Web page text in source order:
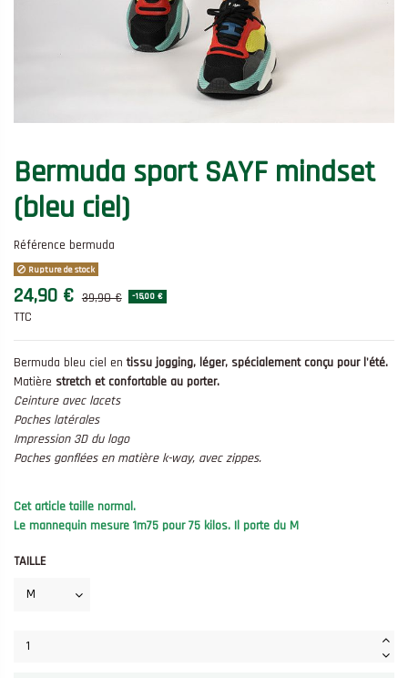
Bermuda sport SAYF mindset
(bleu ciel)
Référence bermuda
Rupture de stock
24,90 € 39,90 € -15,00 €
TTC
Bermuda bleu ciel en tissu jogging, léger, spécialement conçu pour l'été.
Matière stretch et confortable au porter.
Ceinture avec lacets
Poches latérales
Impression 3D du logo
Poches gonflées en matière k-way, avec zippes.
Cet article taille normal.
Le mannequin mesure 1m75 pour 75 kilos. Il porte du M
TAILLE